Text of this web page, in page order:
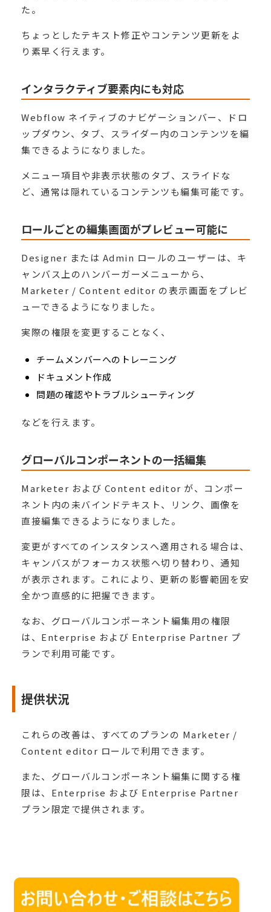
た。
ちょっとしたテキスト修正やコンテンツ更新をよ
り素早く行えます。
インタラクティブ要素内にも対応
Webflow ネイティブのナビゲーションバー、ドロ
ップダウン、タブ、スライダー内のコンテンツを編
集できるようになりました。
メニュー項目や非表示状態のタブ、スライドな
ど、通常は隠れているコンテンツも編集可能です。
ロールごとの編集画面がプレビュー可能に
Designer または Admin ロールのユーザーは、キ
ャンバス上のハンバーガーメニューから、
Marketer / Content editor の表示画面をプレビ
ューできるようになりました。
実際の権限を変更することなく、
チームメンバーへのトレーニング
ドキュメント作成
問題の確認やトラブルシューティング
などを行えます。
グローバルコンポーネントの一括編集
Marketer および Content editor が、コンポー
ネント内の未バインドテキスト、リンク、画像を
直接編集できるようになりました。
変更がすべてのインスタンスへ適用される場合は、
キャンバスがフォーカス状態へ切り替わり、通知
が表示されます。これにより、更新の影響範囲を安
全かつ直感的に把握できます。
なお、グローバルコンポーネント編集用の権限
は、Enterprise および Enterprise Partner プ
ランで利用可能です。
提供状況
これらの改善は、すべてのプランの Marketer /
Content editor ロールで利用できます。
また、グローバルコンポーネント編集に関する権
限は、Enterprise および Enterprise Partner
プラン限定で提供されます。